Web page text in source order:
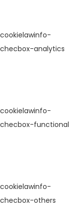
cookielawinfo-
checbox-analytics
cookielawinfo-
checbox-functional
cookielawinfo-
checbox-others